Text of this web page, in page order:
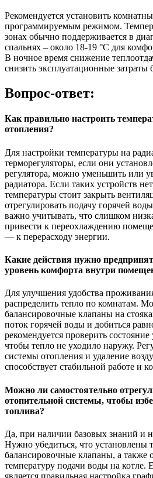
Рекомендуется установить
программируемым режимом.
зонах обычно поддерживается в
спальнях – около 18-19 °C для
В ночное время снижение
снизить эксплуатационные затраты
Вопрос-ответ:
Как правильно настроить
отопления?
Для настройки температуры на
терморегуляторы, если они
регулятора, можно уменьшить или
радиатора. Если таких устройств
температуры стоит закрыть
отрегулировать подачу горячей
важно учитывать, что слишком
привести к переохлаждению
— к перерасходу энергии.
Какие действия нужно
уровень комфорта внутри
Для улучшения удобства
распределить тепло по комнатам.
балансировочные клапаны на
поток горячей воды и добиться
рекомендуется проверить
чтобы тепло не уходило наружу.
системы отопления и удаление
способствует стабильной работе и
Можно ли самостоятельно
отопительной системы, чтобы
топлива?
Да, при наличии базовых знаний и
Нужно убедиться, что установлены
балансировочные клапаны, а также
температуру подачи воды на
является правильная настройка